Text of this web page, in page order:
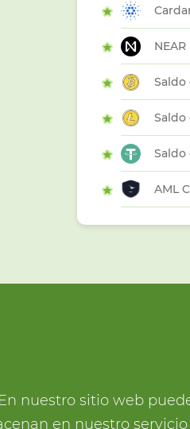
Saldo
Saldo
Saldo
AML
nuestro sitio web
en nuestro